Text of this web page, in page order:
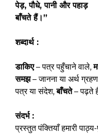
पेड़, पौधे, पानी और पहाड़
बाँचते हैं।”
शब्दार्थ :
डाकिए– पत्र पहुँचाने वाले,
समझ– जानना या अर्थ
पत्र या संदेश,बाँचते– पढ़ते
संदर्भ :
प्रस्तुत पंक्तियाँ हमारी